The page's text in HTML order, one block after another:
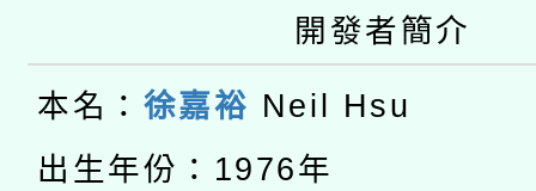
招甄選結果公告(無人
招)
適應運動共學行動站研
本館辦理115年度閱讀
暨閱讀推動專業研習
科技賦能─人工智慧
開發者簡介
本名： 徐嘉裕 Neil Hsu
出生年份：1976年